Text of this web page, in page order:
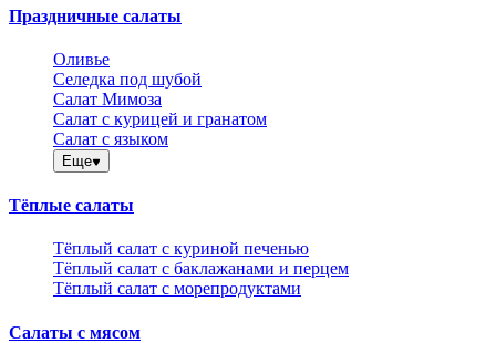
Праздничные салаты
Оливье
Селедка под шубой
Салат Мимоза
Салат с курицей и гранатом
Салат с языком
Еще
Тёплые салаты
Тёплый салат с куриной печенью
Тёплый салат с баклажанами и перцем
Тёплый салат с морепродуктами
Салаты с мясом